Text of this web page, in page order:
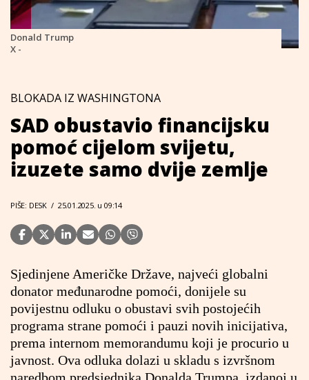
Donald Trump
X -
BLOKADA IZ WASHINGTONA
SAD obustavio financijsku
pomoć cijelom svijetu,
izuzete samo dvije zemlje
PIŠE: DESK / 25.01.2025. u 09:14
Sjedinjene Američke Države, najveći globalni
donator međunarodne pomoći, donijele su
povijestnu odluku o obustavi svih postojećih
programa strane pomoći i pauzi novih inicijativa,
prema internom memorandumu koji je procurio u
javnost. Ova odluka dolazi u skladu s izvršnom